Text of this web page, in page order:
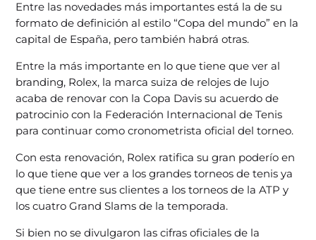
Entre las novedades más importantes está la de su
formato de definición al estilo “Copa del mundo” en la
capital de España, pero también habrá otras.
Entre la más importante en lo que tiene que ver al
branding, Rolex, la marca suiza de relojes de lujo
acaba de renovar con la Copa Davis su acuerdo de
patrocinio con la Federación Internacional de Tenis
para continuar como cronometrista oficial del torneo.
Con esta renovación, Rolex ratifica su gran poderío en
lo que tiene que ver a los grandes torneos de tenis ya
que tiene entre sus clientes a los torneos de la ATP y
los cuatro Grand Slams de la temporada.
Si bien no se divulgaron las cifras oficiales de la